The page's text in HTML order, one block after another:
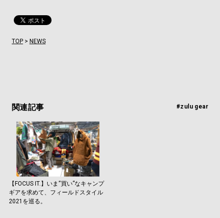
TOP> NEWS
関連記事 #zulu gear
【FOCUS IT.】いま“買い”なキャンプ
ギアを求めて、フィールドスタイル
2021を巡る。